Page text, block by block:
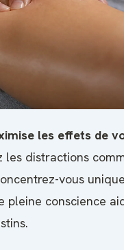
les effets de
les distractions
vous
pleine conscience